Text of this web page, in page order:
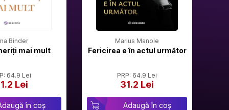
Binder
mai mult
64.9 Lei
Lei
în coș
Marius Manole
Fericirea e în actul următor
PRP: 64.9 Lei
31.2 Lei
Adaugă în coș